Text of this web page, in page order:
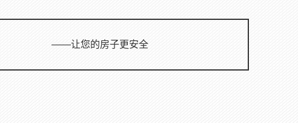
——让您的房子更安全